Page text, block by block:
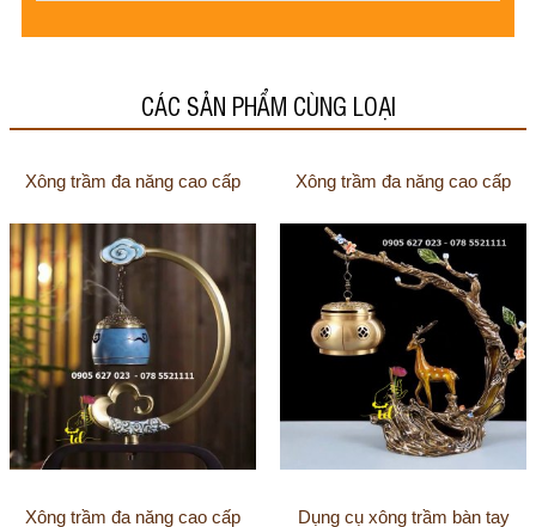
CÁC SẢN PHẨM CÙNG LOẠI
Xông trầm đa năng cao cấp Xông trầm đa năng cao cấp
Xông trầm đa năng cao cấp
Dụng cụ xông trầm bàn tay